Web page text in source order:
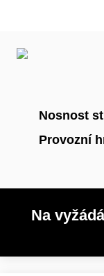
Nosnost
Provozní
Na